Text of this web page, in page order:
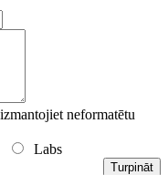
neformatētu
Labs
Turpināt